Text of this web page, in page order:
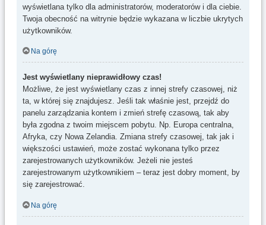
wyświetlana tylko dla administratorów, moderatorów i dla ciebie.
Twoja obecność na witrynie będzie wykazana w liczbie ukrytych
użytkowników.
Na górę
Jest wyświetlany nieprawidłowy czas!
Możliwe, że jest wyświetlany czas z innej strefy czasowej, niż
ta, w której się znajdujesz. Jeśli tak właśnie jest, przejdź do
panelu zarządzania kontem i zmień strefę czasową, tak aby
była zgodna z twoim miejscem pobytu. Np. Europa centralna,
Afryka, czy Nowa Zelandia. Zmiana strefy czasowej, tak jak i
większości ustawień, może zostać wykonana tylko przez
zarejestrowanych użytkowników. Jeżeli nie jesteś
zarejestrowanym użytkownikiem – teraz jest dobry moment, by
się zarejestrować.
Na górę